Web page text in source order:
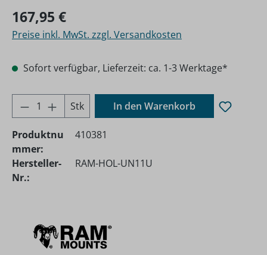
Regulärer Preis:
167,95 €
Preise inkl. MwSt. zzgl. Versandkosten
Sofort verfügbar, Lieferzeit: ca. 1-3 Werktage*
Produkt Anzahl: Gib den gewünschten
Stk In den Warenkorb
Produktnu
mmer:
410381
Hersteller-
Nr.:
RAM-HOL-UN11U